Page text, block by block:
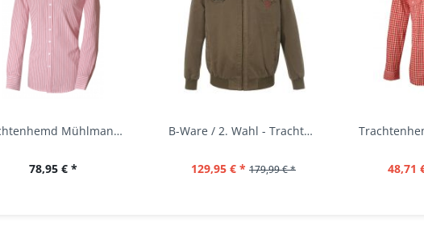
Trachtenhemd Mühlmann mittelrot rot Slim Fit...
78,95 € *
B-Ware / 2. Wahl - Trachtenjacke oliv Andreas...
129,95 € * 179,99 € * 48,71